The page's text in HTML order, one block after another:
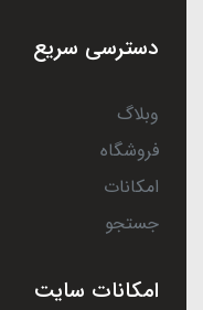
دسترسی سریع
وبلاگ
فروشگاه
امکانات
جستجو
امکانات سایت